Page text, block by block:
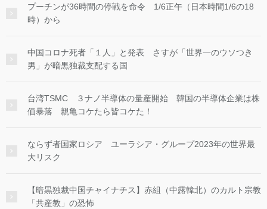
プーチンが36時間の停戦を命令 1/6正午（日本時間1/6の18
時）から
中国コロナ死者「１人」と発表 さすが「世界一のウソつき
男」が暗黒独裁支配する国
台湾TSMC ３ナノ半導体の量産開始 韓国の半導体企業は株
価暴落 親亀コケたら皆コケた！
ならず者国家ロシア ユーラシア・グループ2023年の世界最
大リスク
【暗黒独裁中国チャイナチス】赤組（中露韓北）のカルト宗教
「共産教」の恐怖